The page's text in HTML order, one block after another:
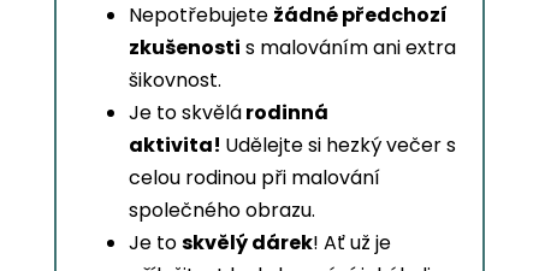
Nepotřebujete žádné předchozí
zkušenosti s malováním ani extra
šikovnost.
Je to skvělárodinná
aktivita! Udělejte si hezký večer s
celou rodinou při malování
společného obrazu.
Je toskvělý dárek! Ať už je